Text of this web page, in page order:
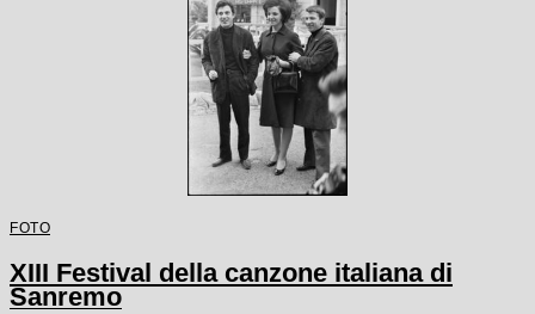
FOTO
XIII Festival della canzone italiana di
Sanremo